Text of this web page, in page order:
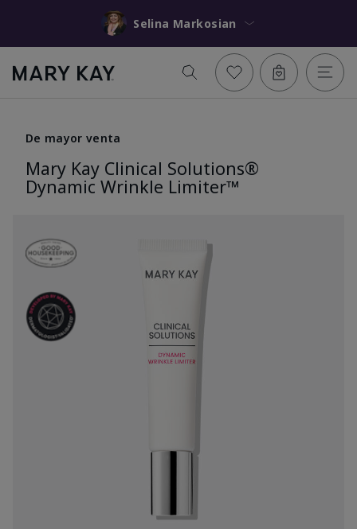
Selina Markosian
De mayor venta
Mary Kay Clinical Solutions®
Dynamic Wrinkle Limiter™